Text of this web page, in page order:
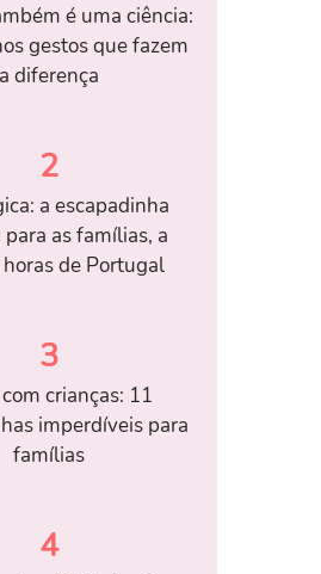
é uma ciência:
gestos que fazem
a diferença
2
a escapadinha
as famílias, a
de Portugal
3
crianças: 11
imperdíveis para
famílias
4